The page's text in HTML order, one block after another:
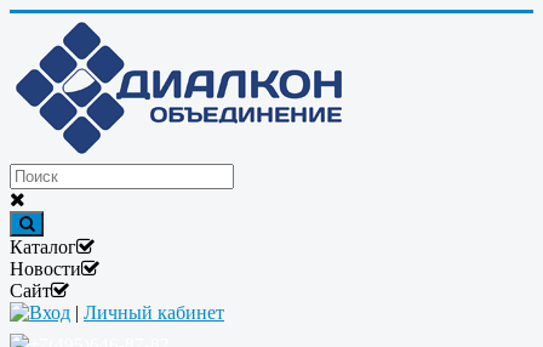
Каталог
Новости
Сайт
Вход | Личный кабинет